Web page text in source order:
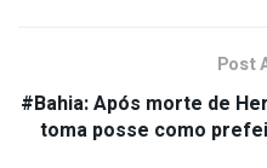
Post
#Bahia: Após morte de
toma posse como